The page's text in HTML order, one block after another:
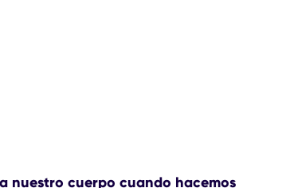
nuestro cuerpo cuando hacemos